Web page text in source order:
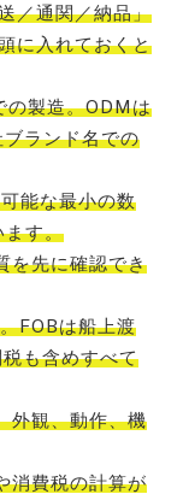
／通関／納品」
に入れておくと
の製造。ODMは
ランド名での
能な最小の数
ます。
を先に確認でき
FOBは船上渡
も含めすべて
外観、動作、機
消費税の計算が